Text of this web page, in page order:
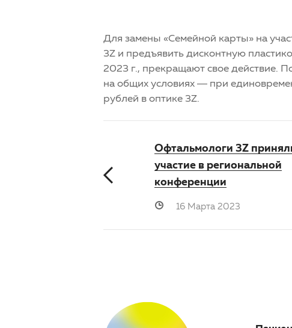
Для замены «Семейной карты» на
3Z и предъявить дисконтную
2023 г., прекращают свое действие.
на общих условиях — при
рублей в оптике 3Z.
Офтальмологи 3Z
участие в региональной
конференции
16 Марта 2023